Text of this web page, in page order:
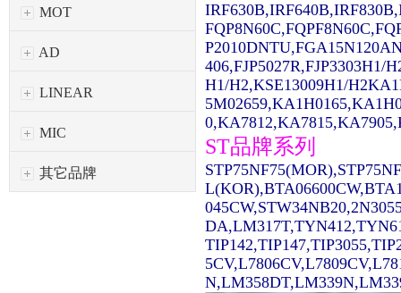
MOT
AD
LINEAR
MIC
其它品牌
406,FJP5027R,FJP3303H1/
H1/H2,KSE13009H1/
ST品牌系列